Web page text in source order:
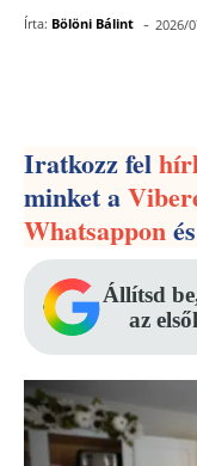
Írta: Bölöni Bálint - 2026/
Iratkozz fel
minket a
Whatsappon
Állítsd
az